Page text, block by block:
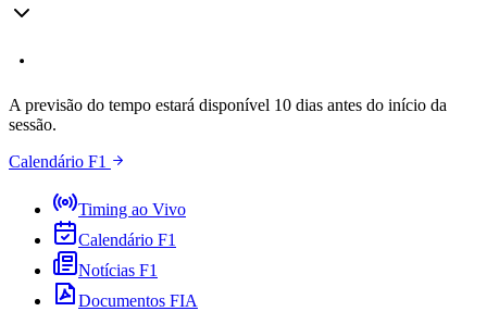
A previsão do tempo estará disponível 10 dias antes do início da
sessão.
Calendário F1
Timing ao Vivo
Calendário F1
Notícias F1
Documentos FIA